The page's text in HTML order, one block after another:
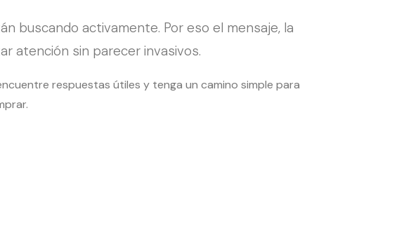
buscando activamente. Por eso el mensaje, la
atención sin parecer invasivos.
respuestas útiles y tenga un camino simple para